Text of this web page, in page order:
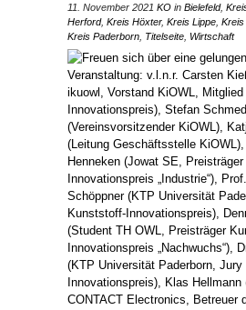
11. November 2021 KO in Bielefeld,
Herford, Kreis Höxter, Kreis Lippe Kreis
Kreis Paderborn Titelseite Wirtschaft